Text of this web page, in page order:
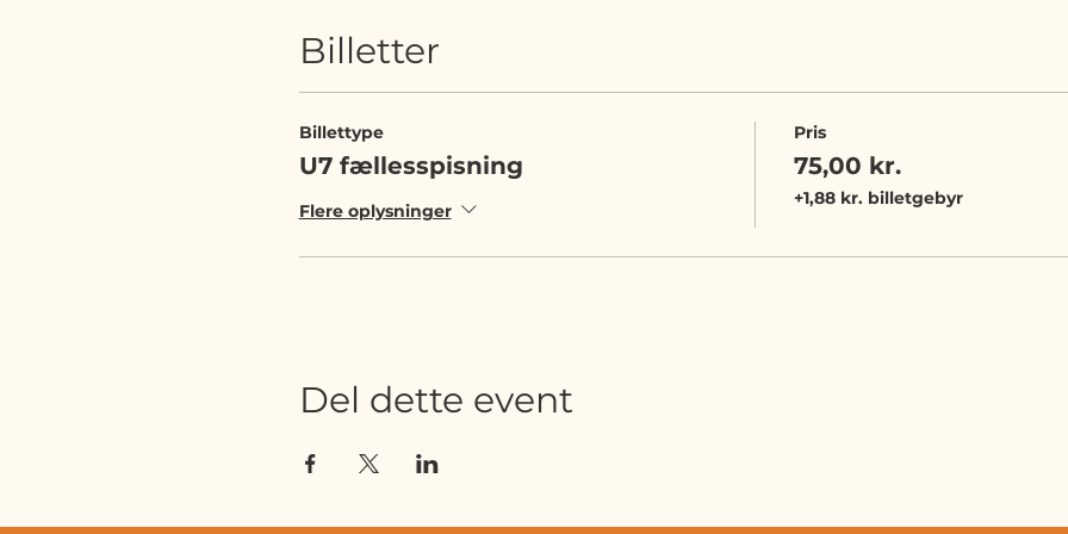
Billetter
Billettype
U7 fællesspisning
Flere oplysninger
Pris
75,00 kr.
+1,88 kr. billetgebyr
Del dette event